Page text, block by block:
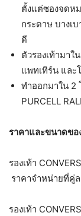
ตั้งแต่ซองจดห
กระดาษ บางเ
ดี
ตัวรองเท้ามา
แพทเทิร์น และ
ทำออกมาใน 2
PURCELL
ราคาและขนาดขอ
รองเท้า
ราคาจำหน่ายที่คู่
รองเท้า